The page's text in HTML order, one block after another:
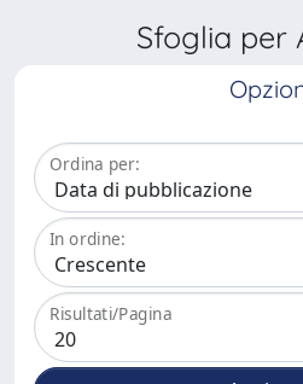
Sfoglia per
Ordina per:
In ordine:
Risultati/Pagina